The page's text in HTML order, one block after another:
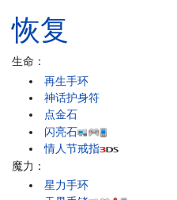
恢复
生命：
再生手环
神话护身符
点金石
闪亮石
情人节戒指
魔力：
星力手环